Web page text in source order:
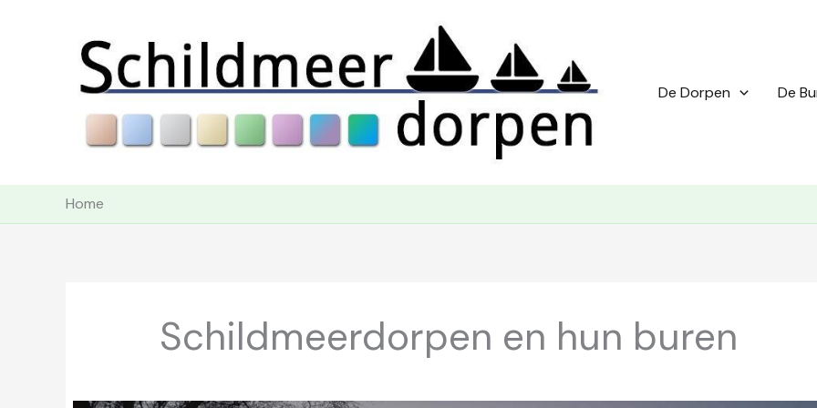
De Dorpen
De
Home
Schildmeerdorpen en hun buren